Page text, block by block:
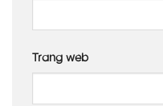
Trang web